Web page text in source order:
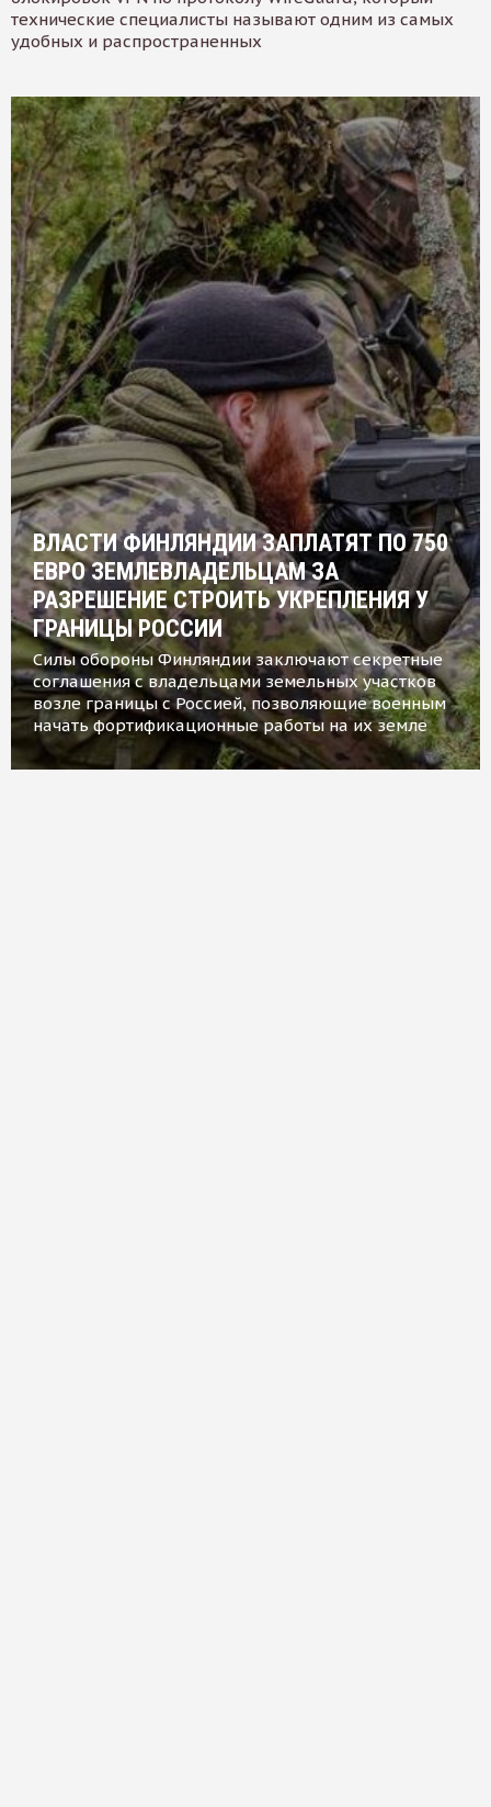
технические специалисты называют одним из самых
удобных и распространенных
ВЛАСТИ ФИНЛЯНДИИ ЗАПЛАТЯТ ПО 750
ЕВРО ЗЕМЛЕВЛАДЕЛЬЦАМ ЗА
РАЗРЕШЕНИЕ СТРОИТЬ УКРЕПЛЕНИЯ У
ГРАНИЦЫ РОССИИ
Силы обороны Финляндии заключают секретные
соглашения с владельцами земельных участков
возле границы с Россией, позволяющие военным
начать фортификационные работы на их земле